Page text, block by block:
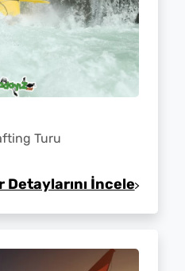
Turu
Detaylarını İncele